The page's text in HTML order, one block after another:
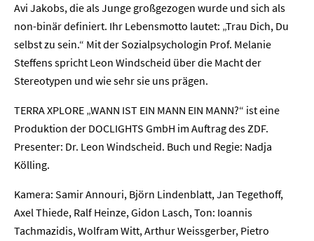
Avi Jakobs, die als Junge großgezogen wurde und sich als
non-binär definiert. Ihr Lebensmotto lautet: „Trau Dich, Du
selbst zu sein.“ Mit der Sozialpsychologin Prof. Melanie
Steffens spricht Leon Windscheid über die Macht der
Stereotypen und wie sehr sie uns prägen.
TERRA XPLORE „WANN IST EIN MANN EIN MANN?“ ist eine
Produktion der DOCLIGHTS GmbH im Auftrag des ZDF.
Presenter: Dr. Leon Windscheid. Buch und Regie: Nadja
Kölling.
Kamera: Samir Annouri, Björn Lindenblatt, Jan Tegethoff,
Axel Thiede, Ralf Heinze, Gidon Lasch, Ton: Ioannis
Tachmazidis, Wolfram Witt, Arthur Weissgerber, Pietro
Unternehmen
Presse
Kontakt
Newsletter